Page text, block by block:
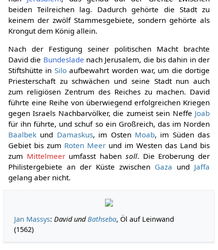
beiden Teilreichen lag. Dadurch gehörte die Stadt zu
keinem der zwölf Stammesgebiete, sondern gehörte als
Krongut dem König allein.
Nach der Festigung seiner politischen Macht brachte
David die Bundeslade nach Jerusalem, die bis dahin in der
Stiftshütte in Siloaufbewahrt worden war, um die dortige
Priesterschaft zu schwächen und seine Stadt nun auch
zum religiösen Zentrum des Reiches zu machen. David
führte eine Reihe von überwiegend erfolgreichen Kriegen
gegen Israels Nachbarvölker, die zumeist sein Neffe Joab
für ihn führte, und schuf so ein Großreich, das im Norden
Baalbekund Damaskus, im Osten Moab, im Süden das
Gebiet bis zum Roten Meerund im Westen das Land bis
zum Mittelmeerumfasst haben soll. Die Eroberung der
Philistergebiete an der Küste zwischen Gaza und Jaffa
gelang aber nicht.
Jan Massys:David undBathseba, Öl auf Leinwand
(1562)